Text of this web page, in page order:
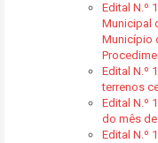
Edital N.º
Municipal
Município
Edital N.º
terrenos
Edital N.º
do mês
Edital N.º